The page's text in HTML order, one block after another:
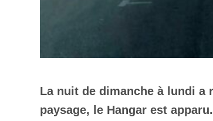
La nuit de dimanche à lundi a
paysage, le Hangar est